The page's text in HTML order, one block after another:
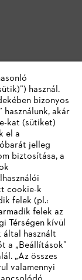
használ.
bizonyos
akár
kat (sütiket)
el a
jelleg
biztosítása, a
cookie-k
felek (pl.:
felek az
Térségen kívül
által használt
a „Beállítások”
„Az összes
valamennyi